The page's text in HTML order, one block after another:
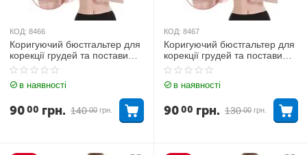
КОД: 8466
Коригуючий бюстгальтер для
корекції грудей та постави
Бежевий 2XL
в наявності
140 00 грн.
9000 грн.
КОД: 8467
Коригуючий бюстгальтер для
корекції грудей та постави
Бежевий 2XL
в наявності
130 00 грн.
9000 грн.